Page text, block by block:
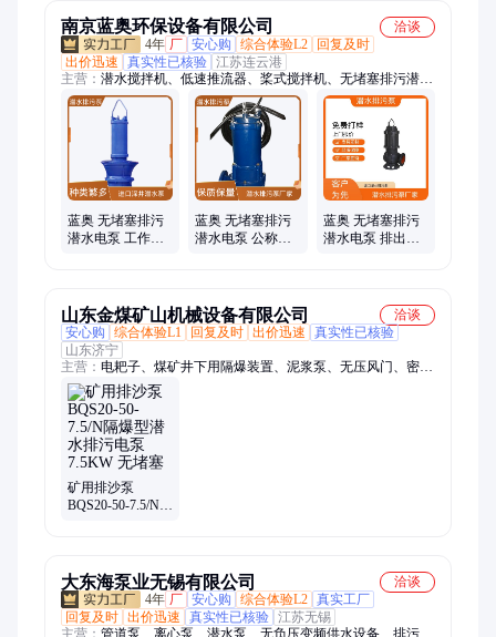
南京蓝奥环保设备有限公司
洽谈
4年 厂 安心购 综合体验L2
回复及时
出价迅速
真实性已核验 江苏连云港
主营： 潜水搅拌机、低速推流器、桨式搅拌机、无堵塞排污潜水
电泵、框式搅拌机、双曲面搅拌机、污泥回流泵、潜水曝气机、
浮筒搅拌曝气机、格栅除污机、刮泥机、输送机
蓝奥 无堵塞排污
潜水电泵 工作压
蓝奥 无堵塞排污
潜水电泵 公称排
蓝奥 无堵塞排污
潜水电泵 排出口
山东金煤矿山机械设备有限公司
洽谈
安心购
综合体验L1 回复及时 出价迅速
真实性已核验
山东济宁
主营： 电耙子、煤矿井下用隔爆装置、泥浆泵、无压风门、密闭
门、全液压钻机、高倍数泡沫灭火装置、洒水降尘装置、阻化
泵、阻燃调节风窗、检力器、流量计、氧气呼吸器、乳化液泵、
钻机配件、矿用电缆、破拆工具、矿用电池、旧枕木、风筒、氧
气充填泵、风机、避难硐室、氢氧化钙检验仪器、多参数检测仪
矿用排沙泵
BQS20-50-7.5/N隔
大东海泵业无锡有限公司
洽谈
4年 厂 安心购 综合体验L2 真实工厂
回复及时 出价迅速 真实性已核验 江苏无锡